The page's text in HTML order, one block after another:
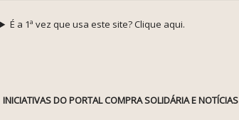
É a 1ª vez que usa este site? Clique aqui.
INICIATIVAS DO PORTAL COMPRA SOLIDÁRIA E NOTÍCIAS